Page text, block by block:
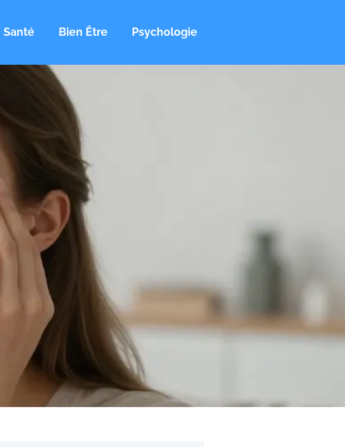
Santé Bien Être Psychologie